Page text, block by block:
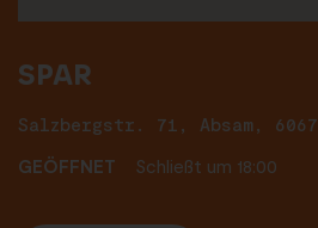
SPAR
Salzbergstr. 71, Absam, 6067
GEÖFFNET
Schließt um 18:00